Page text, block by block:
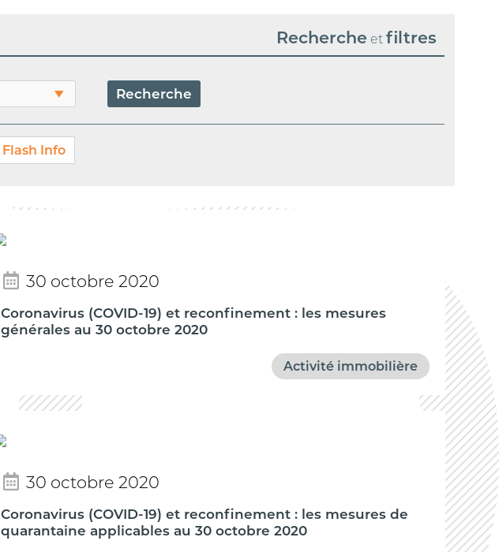
Recherche et filtres
Flash Info
30 octobre 2020
Coronavirus (COVID-19) et reconfinement : les mesures
générales au 30 octobre 2020
Activité immobilière
30 octobre 2020
Coronavirus (COVID-19) et reconfinement : les mesures de
quarantaine applicables au 30 octobre 2020